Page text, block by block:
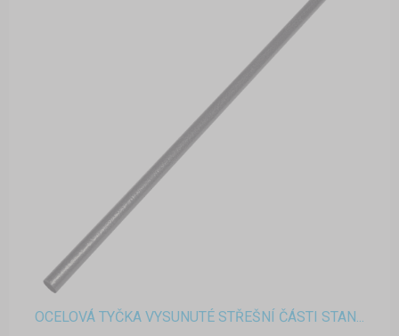
OCELOVÁ TYČKA VYSUNUTÉ STŘEŠNÍ ČÁSTI STAN...